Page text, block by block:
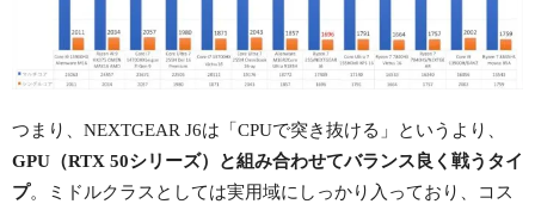
つまり、NEXTGEAR J6は「CPUで突き抜ける」というより、
GPU（RTX 50シリーズ）と組み合わせてバランス良く戦うタイ
プ。ミドルクラスとしては実用域にしっかり入っており、コス